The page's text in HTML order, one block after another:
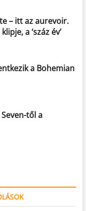
– itt az aurevoir.
a ‘száz év’
a Bohemian
től a